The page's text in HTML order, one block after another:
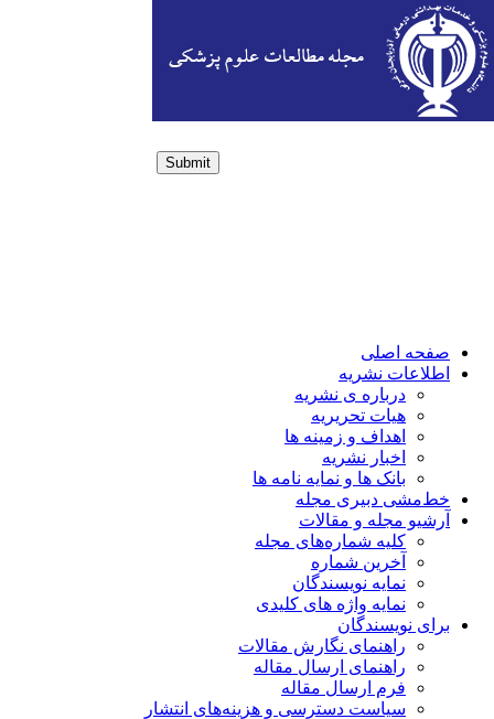
Submit
صفحه اصلی
اطلاعات نشریه
درباره ی نشریه
هیات تحریریه
اهداف و زمینه ها
اخبار نشریه
بانک ها و نمایه نامه ها
خط‌مشی دبیری مجله
آرشیو مجله و مقالات
کلیه شماره‌های مجله
آخرین شماره
نمایه نویسندگان
نمایه واژه های کلیدی
برای نویسندگان
راهنمای نگارش مقالات
راهنمای ارسال مقاله
فرم ارسال مقاله
سیاست دسترسی و هزینه‌های انتشار